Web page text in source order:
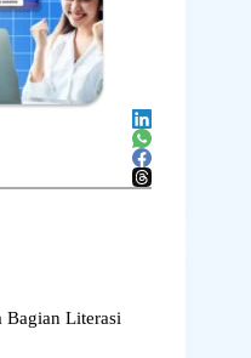
Bagian Literasi